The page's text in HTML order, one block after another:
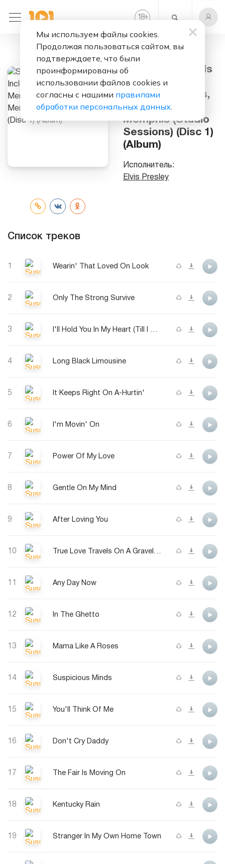
18+
Suspicious Minds
Including From
Elvis in Memphis,
From Vegas To
Memphis (Studio
Sessions) (Disc 1)
(Album)
Исполнитель:
Elvis Presley
Список треков
Wearin' That Loved On Look
2 Only The Strong Survive
3 I'll Hold You In My Heart (Till I Can Hold)
4 Long Black Limousine
5 It Keeps Right On A-Hurtin'
6 I'm Movin' On
7 Power Of My Love
8 Gentle On My Mind
9 After Loving You
10 True Love Travels On A Gravel Road
Any Day Now
12 In The Ghetto
13 Mama Like A Roses
14 Suspicious Minds
15 You'll Think Of Me
16 Don't Cry Daddy
17 The Fair Is Moving On
18 Kentucky Rain
19 Stranger In My Own Home Town
Мы используем файлы cookies.
Продолжая пользоваться сайтом, вы
подтверждаете, что были
проинформированы об
использовании файлов cookies и
согласны с нашими правилами
обработки персональных данных.